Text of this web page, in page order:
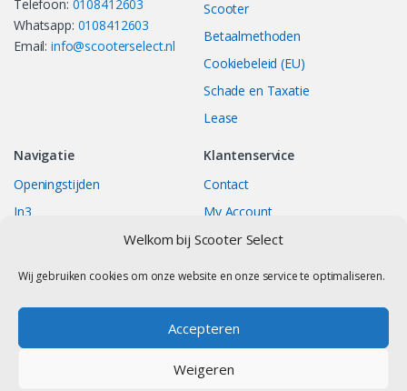
Welkom bij Scooter Select
Wij gebruiken cookies om onze website en onze service te optimaliseren.
Accepteren
Weigeren
Telefoon: 0108412603
Whatsapp: 0108412603
Email:info@scooterselect.nl
Scooter
Betaalmethoden
Cookiebeleid (EU)
Schade en Taxatie
Lease
Navigatie
Openingstijden
In3
Klantenservice
Contact
My Account
Track your Order